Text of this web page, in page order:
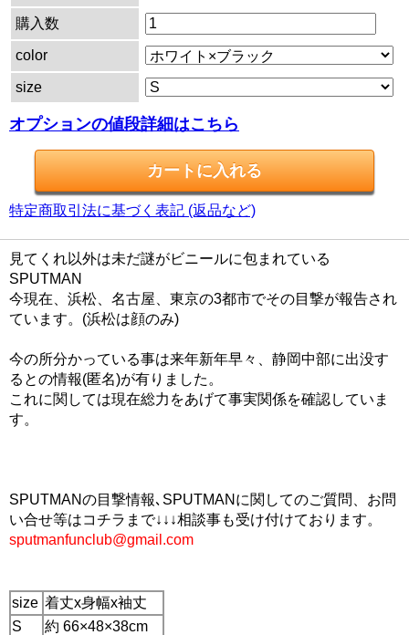
購入数
color
size
オプションの値段詳細はこちら
特定商取引法に基づく表記 (返品など)
見てくれ以外は未だ謎がビニールに包まれている
SPUTMAN
今現在、浜松、名古屋、東京の3都市でその目撃が報告され
ています。(浜松は顔のみ)
今の所分かっている事は来年新年早々、静岡中部に出没す
るとの情報(匿名)が有りました。
これに関しては現在総力をあげて事実関係を確認していま
す。
SPUTMANの目撃情報､SPUTMANに関してのご質問、お問
い合せ等はコチラまで↓↓↓相談事も受け付けております。
sputmanfunclub@gmail.com
size 着丈x身幅x袖丈
S
約 66×48×38cm